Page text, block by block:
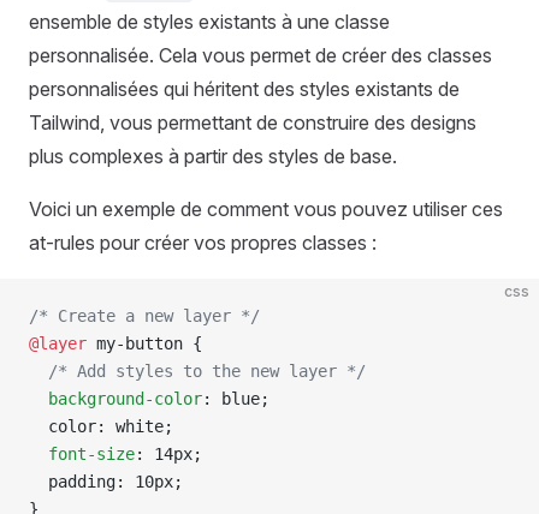
ensemble de styles existants à une classe
personnalisée. Cela vous permet de créer des classes
personnalisées qui héritent des styles existants de
Tailwind, vous permettant de construire des designs
plus complexes à partir des styles de base.
Voici un exemple de comment vous pouvez utiliser ces
at-rules pour créer vos propres classes :
css
/* Create a new layer */
@layer my-button {
  /* Add styles to the new layer */
  background-color
: blue;
  color: white;
  font-size
: 14px;
  padding: 10px;
}